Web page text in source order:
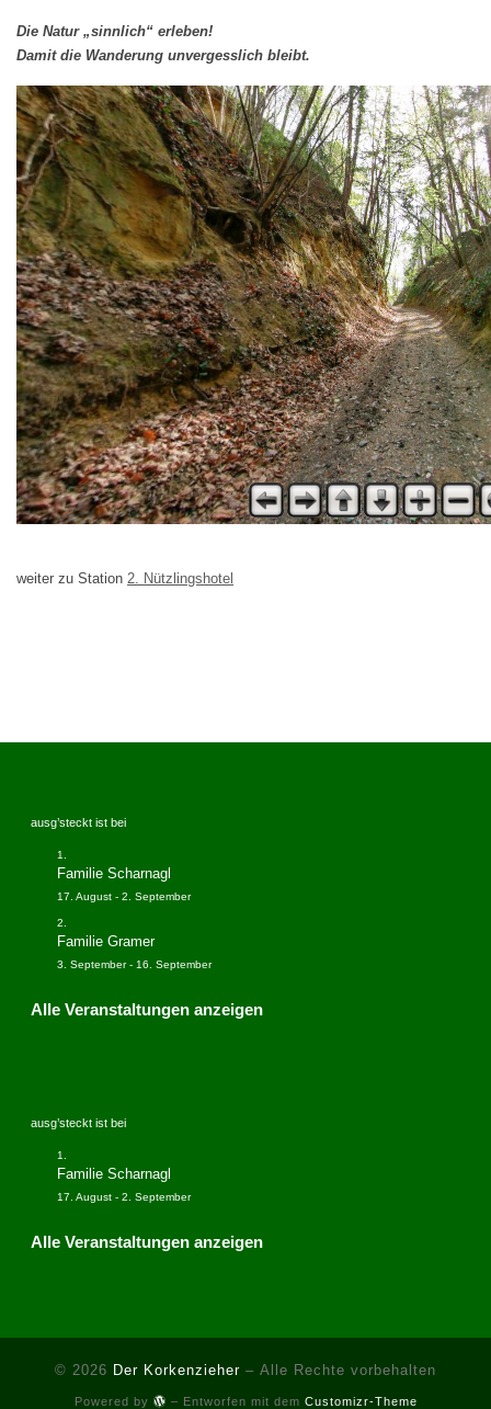
Die Natur „sinnlich“ erleben!
Damit die Wanderung unvergesslich bleibt.
weiter zu Station 2. Nützlingshotel
ausg’steckt ist bei
Familie Scharnagl
17. August- 2. September
Familie Gramer
3. September- 16. September
Alle Veranstaltungen anzeigen
ausg’steckt ist bei
Familie Scharnagl
17. August- 2. September
Alle Veranstaltungen anzeigen
© 2026 Der Korkenzieher – Alle Rechte vorbehalten
Powered by – Entworfen mit dem Customizr-Theme